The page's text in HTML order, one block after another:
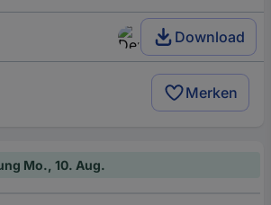
Download
Merken
Mo., 10. Aug.